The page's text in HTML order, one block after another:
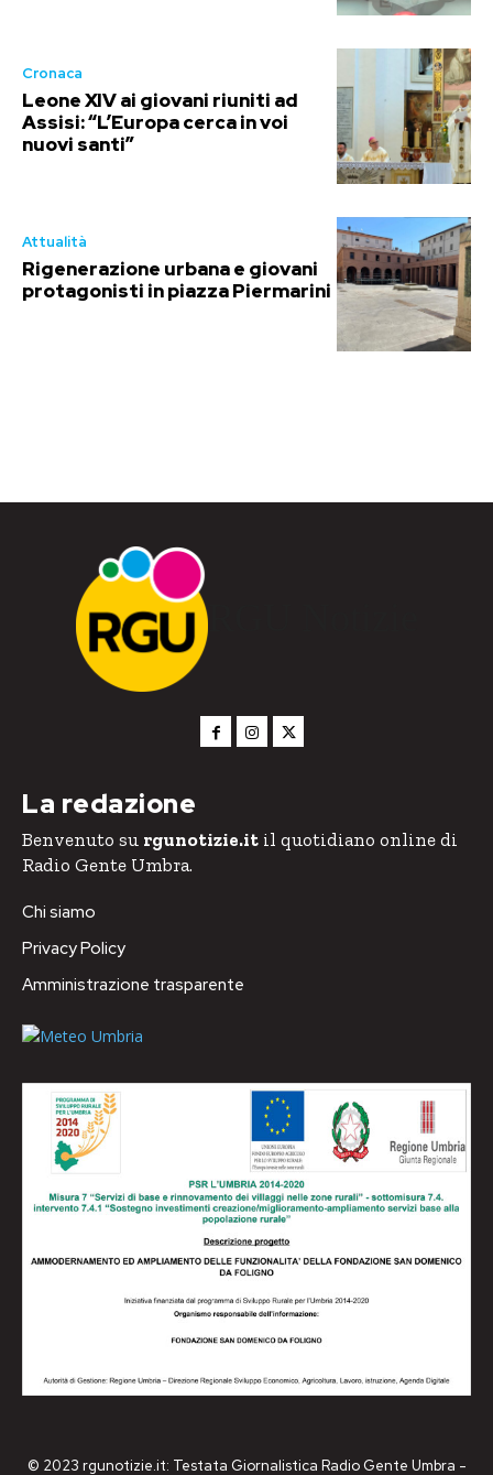
Cronaca
Leone XIV ai giovani riuniti ad
Assisi: “L’Europa cerca in voi
nuovi santi”
Attualità
Rigenerazione urbana e giovani
protagonisti in piazza Piermarini
RGU Notizie
La redazione
Benvenuto su rgunotizie.it il quotidiano online di
Radio Gente Umbra.
Chi siamo
Privacy Policy
Amministrazione trasparente
© 2023 rgunotizie.it: Testata Giornalistica Radio Gente Umbra -